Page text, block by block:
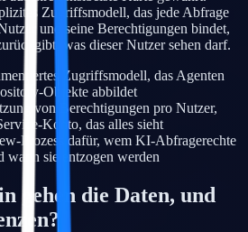
Zugriffsmodell, das jede Abfrage
und seine Berechtigungen bindet,
was dieser Nutzer sehen darf.
Zugriffsmodell, das Agenten
Objekte abbildet
von Berechtigungen pro Nutzer,
Konto, das alles sieht
Prozess dafür, wem KI-Abfragerechte
wann sie entzogen werden
gehen die Daten, und